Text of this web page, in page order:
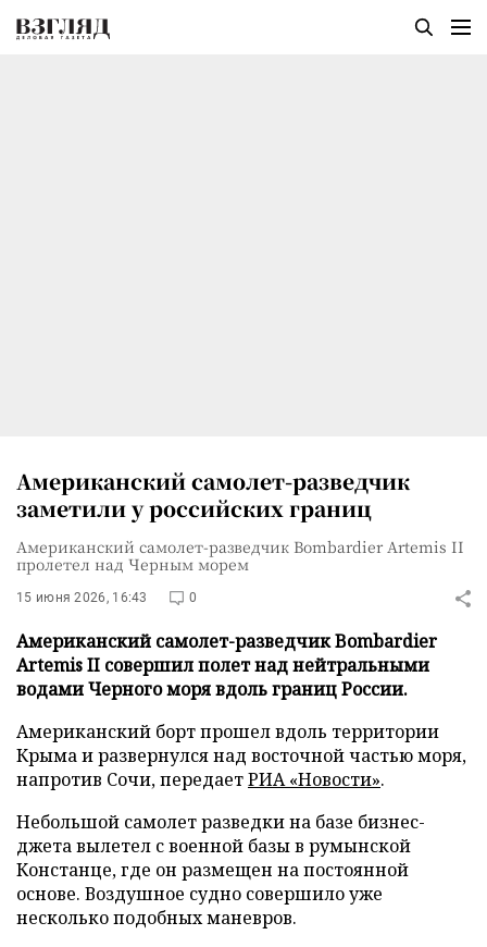
Американский самолет-разведчик
заметили у российских границ
Американский самолет-разведчик Bombardier Artemis II
пролетел над Черным морем
15 июня 2026, 16:43 0
Американский самолет-разведчик Bombardier
Artemis II совершил полет над нейтральными
водами Черного моря вдоль границ России.
Американский борт прошел вдоль территории
Крыма и развернулся над восточной частью моря,
напротив Сочи, передаетРИА «Новости».
Небольшой самолет разведки на базе бизнес-
джета вылетел с военной базы в румынской
Констанце, где он размещен на постоянной
основе. Воздушное судно совершило уже
несколько подобных маневров.